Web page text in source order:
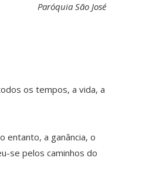
Paróquia São José
os tempos, a vida, a
entanto, a ganância, o
se pelos caminhos do